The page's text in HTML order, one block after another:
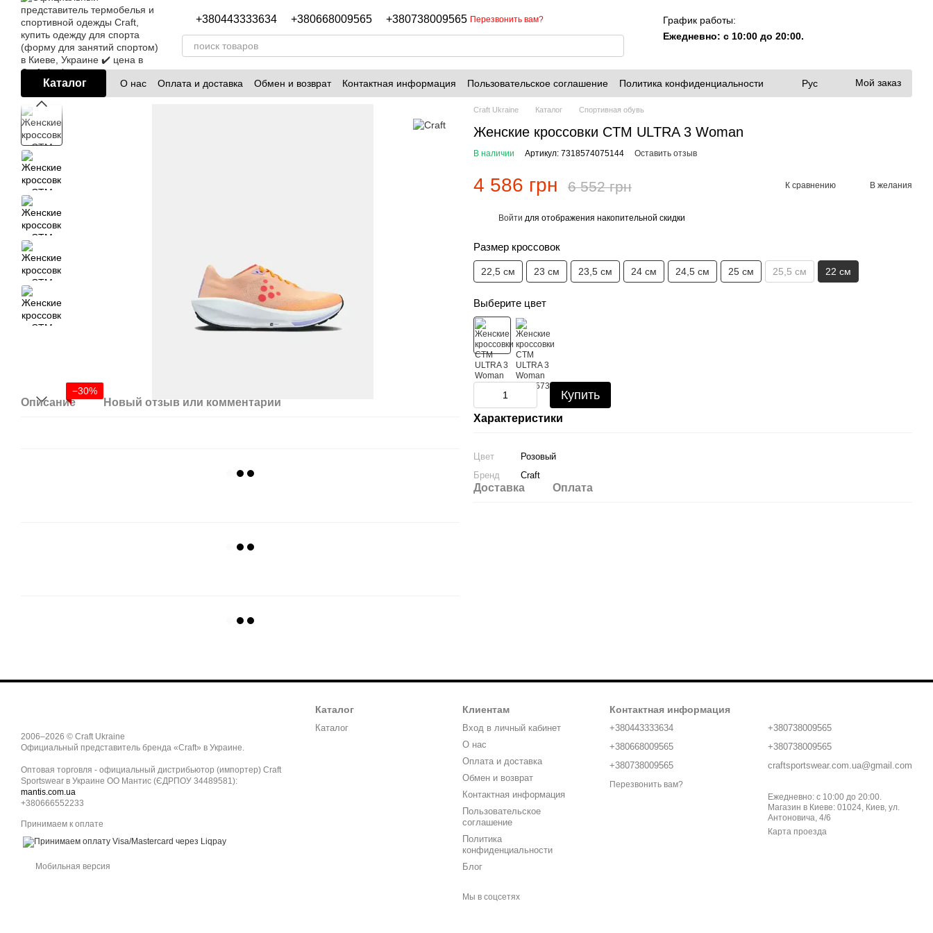
Перейти к основному контенту
+380443333634 +380668009565 +380738009565 Перезвонить вам?
График работы:
Ежедневно: с 10:00 до 20:00.
Каталог О нас Оплата и доставка Обмен и возврат Контактная информация Пользовательское соглашение
Политика конфиденциальности
Блог
Рус Мой заказ
−30%
Описание Новый отзыв или комментарий
Craft Ukraine Каталог Спортивная обувь
Женские кроссовки CTM ULTRA 3 Woman
В наличии Артикул: 7318574075144 Оставить отзыв
4 586 грн 6 552 грн К сравнению В желания
Войти для отображения накопительной скидки
Размер кроссовок
22,5 см 23 см 23,5 см 24 см 24,5 см 25 см 25,5 см 22 см
Выберите цвет
Купить
Характеристики
Цвет
Розовый
Бренд
Craft
Доставка Оплата
2006–2026 © Craft Ukraine
Официальный представитель бренда «Craft» в Украине.
Оптовая торговля - официальный дистрибьютор (импортер) Craft
Sportswear в Украине ОО Мантис (ЄДРПОУ 34489581):
mantis.com.ua
+380666552233
Принимаем к оплате
Мобильная версия
Каталог
Каталог
Клиентам
Вход в личный кабинет
О нас
Оплата и доставка
Обмен и возврат
Контактная информация
Пользовательское
соглашение
Политика
конфиденциальности
Блог
Мы в соцсетях
Контактная информация
+380443333634
+380668009565
+380738009565
Перезвонить вам?
+380738009565
+380738009565
craftsportswear.com.ua@gmail.com
Ежедневно: с 10:00 до 20:00.
Магазин в Киеве: 01024, Киев, ул.
Антоновича, 4/6
Карта проезда